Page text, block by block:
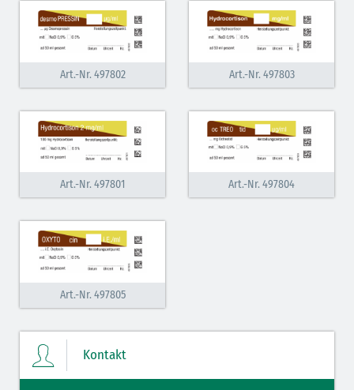
Lokalanästhetika (grau)
Vasopressoren (hellviolett)
Antihypertonika/Vasodilatantien (hellviolett
Cholinergika (hellgrün schraffiert)
Antiemetika (salmon)
Verschiedene Medikamente (weiß)
Antikoagulantien (hellgrau/weiß mit schwarzem
Rahmen)
Antikoagulantien (hellgrau/weiß schwarz schraffiert)
Bronchodilatatoren (blau-braun)
Antikonvulsiva (grau-lila)
Inodilatatoren (rot-grün)
Art.-Nr. 497802 Art.-Nr. 497803
Art.-Nr. 497801 Art.-Nr. 497804
Art.-Nr. 497805
Kontakt